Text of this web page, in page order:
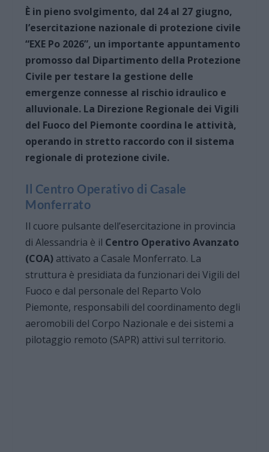
È in pieno svolgimento, dal 24 al 27 giugno,
l’esercitazione nazionale di protezione civile
“EXE Po 2026”, un importante appuntamento
promosso dal Dipartimento della Protezione
Civile per testare la gestione delle
emergenze connesse al rischio idraulico e
alluvionale. La Direzione Regionale dei Vigili
del Fuoco del Piemonte coordina le attività,
operando in stretto raccordo con il sistema
regionale di protezione civile.
Il Centro Operativo di Casale
Monferrato
Il cuore pulsante dell’esercitazione in provincia
di Alessandria è il Centro Operativo Avanzato
(COA) attivato a Casale Monferrato. La
struttura è presidiata da funzionari dei Vigili del
Fuoco e dal personale del Reparto Volo
Piemonte, responsabili del coordinamento degli
aeromobili del Corpo Nazionale e dei sistemi a
pilotaggio remoto (SAPR) attivi sul territorio.